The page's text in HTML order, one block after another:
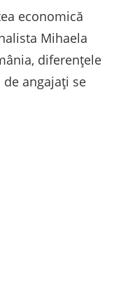
economică
Mihaela
diferențele
angajați se